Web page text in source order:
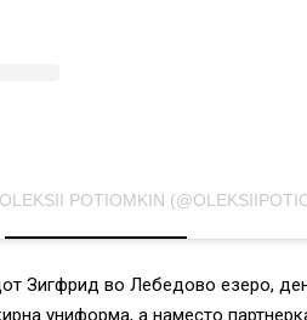
POTIOMKIN
Зигфрид во Лебедово езеро,
униформа, а наместо